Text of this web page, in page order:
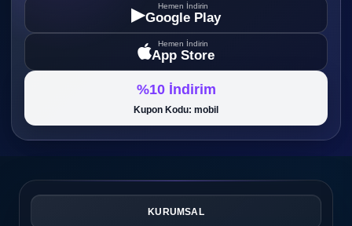
▶ Hemen İndirin
Google Play
Hemen İndirin
App Store
%10 İndirim
Kupon Kodu: mobil
KURUMSAL